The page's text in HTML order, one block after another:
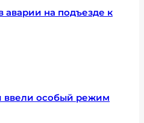
аварии на подъезде к
ввели особый режим